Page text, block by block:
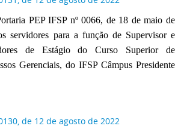
PEP IFSP nº 0066, de 18 de maio de
servidores para a função de Supervisor e
de Estágio do Curso Superior de
Gerenciais, do IFSP Câmpus Presidente
de 12 de agosto de 2022